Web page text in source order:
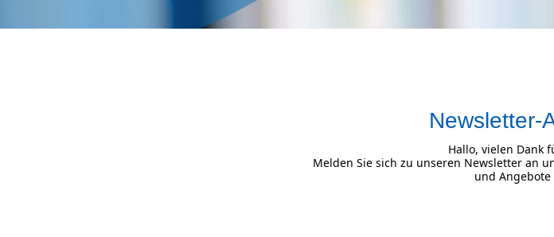
Newsletter-
Hallo, vielen Dank
Melden Sie sich zu unseren Newsletter an
und